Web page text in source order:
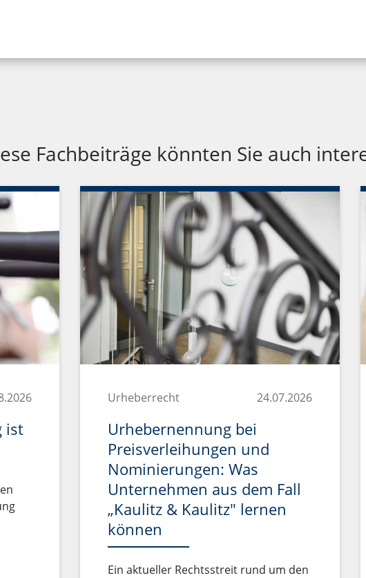
Fachbeiträge könnten Sie auch
ist
Urheberrecht 24.07.2026
Urhebernennung bei
Preisverleihungen und
Nominierungen: Was
Unternehmen aus dem Fall
„Kaulitz & Kaulitz" lernen
können
Ein aktueller Rechtsstreit rund um den